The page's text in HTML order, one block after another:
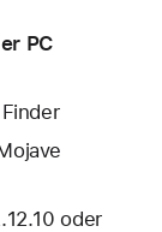
PC
oder